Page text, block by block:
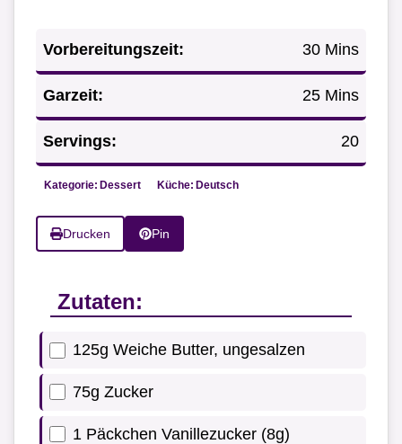
Vorbereitungszeit: 30 Mins
Garzeit: 25 Mins
Servings: 20
Kategorie: Dessert Küche: Deutsch
Drucken Pin
Zutaten:
125g Weiche Butter, ungesalzen
75g Zucker
1 Päckchen Vanillezucker (8g)